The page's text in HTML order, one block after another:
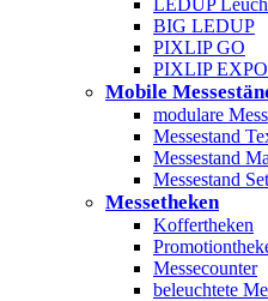
LEDUP
BIG LEDUP
PIXLIP GO
PIXLIP EXPO
Mobile
modulare
Messestand
Messestand
Messestand
Messetheken
Koffertheken
Messecounter
beleuchtete